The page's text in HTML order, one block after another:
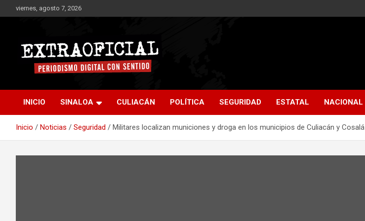
al
viernes, agosto 7, 2026
Extraoficial
INICIO SINALOA CULIACÁN POLÍTICA SEGURIDAD ESTATAL NACIONAL
Inicio Noticias Seguridad Militares localizan municiones y droga en los municipios de Culiacán y Cosalá